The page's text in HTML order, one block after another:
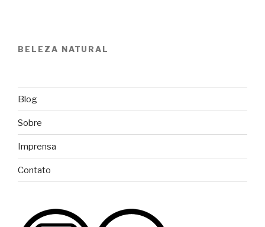
BELEZA NATURAL
Blog
Sobre
Imprensa
Contato